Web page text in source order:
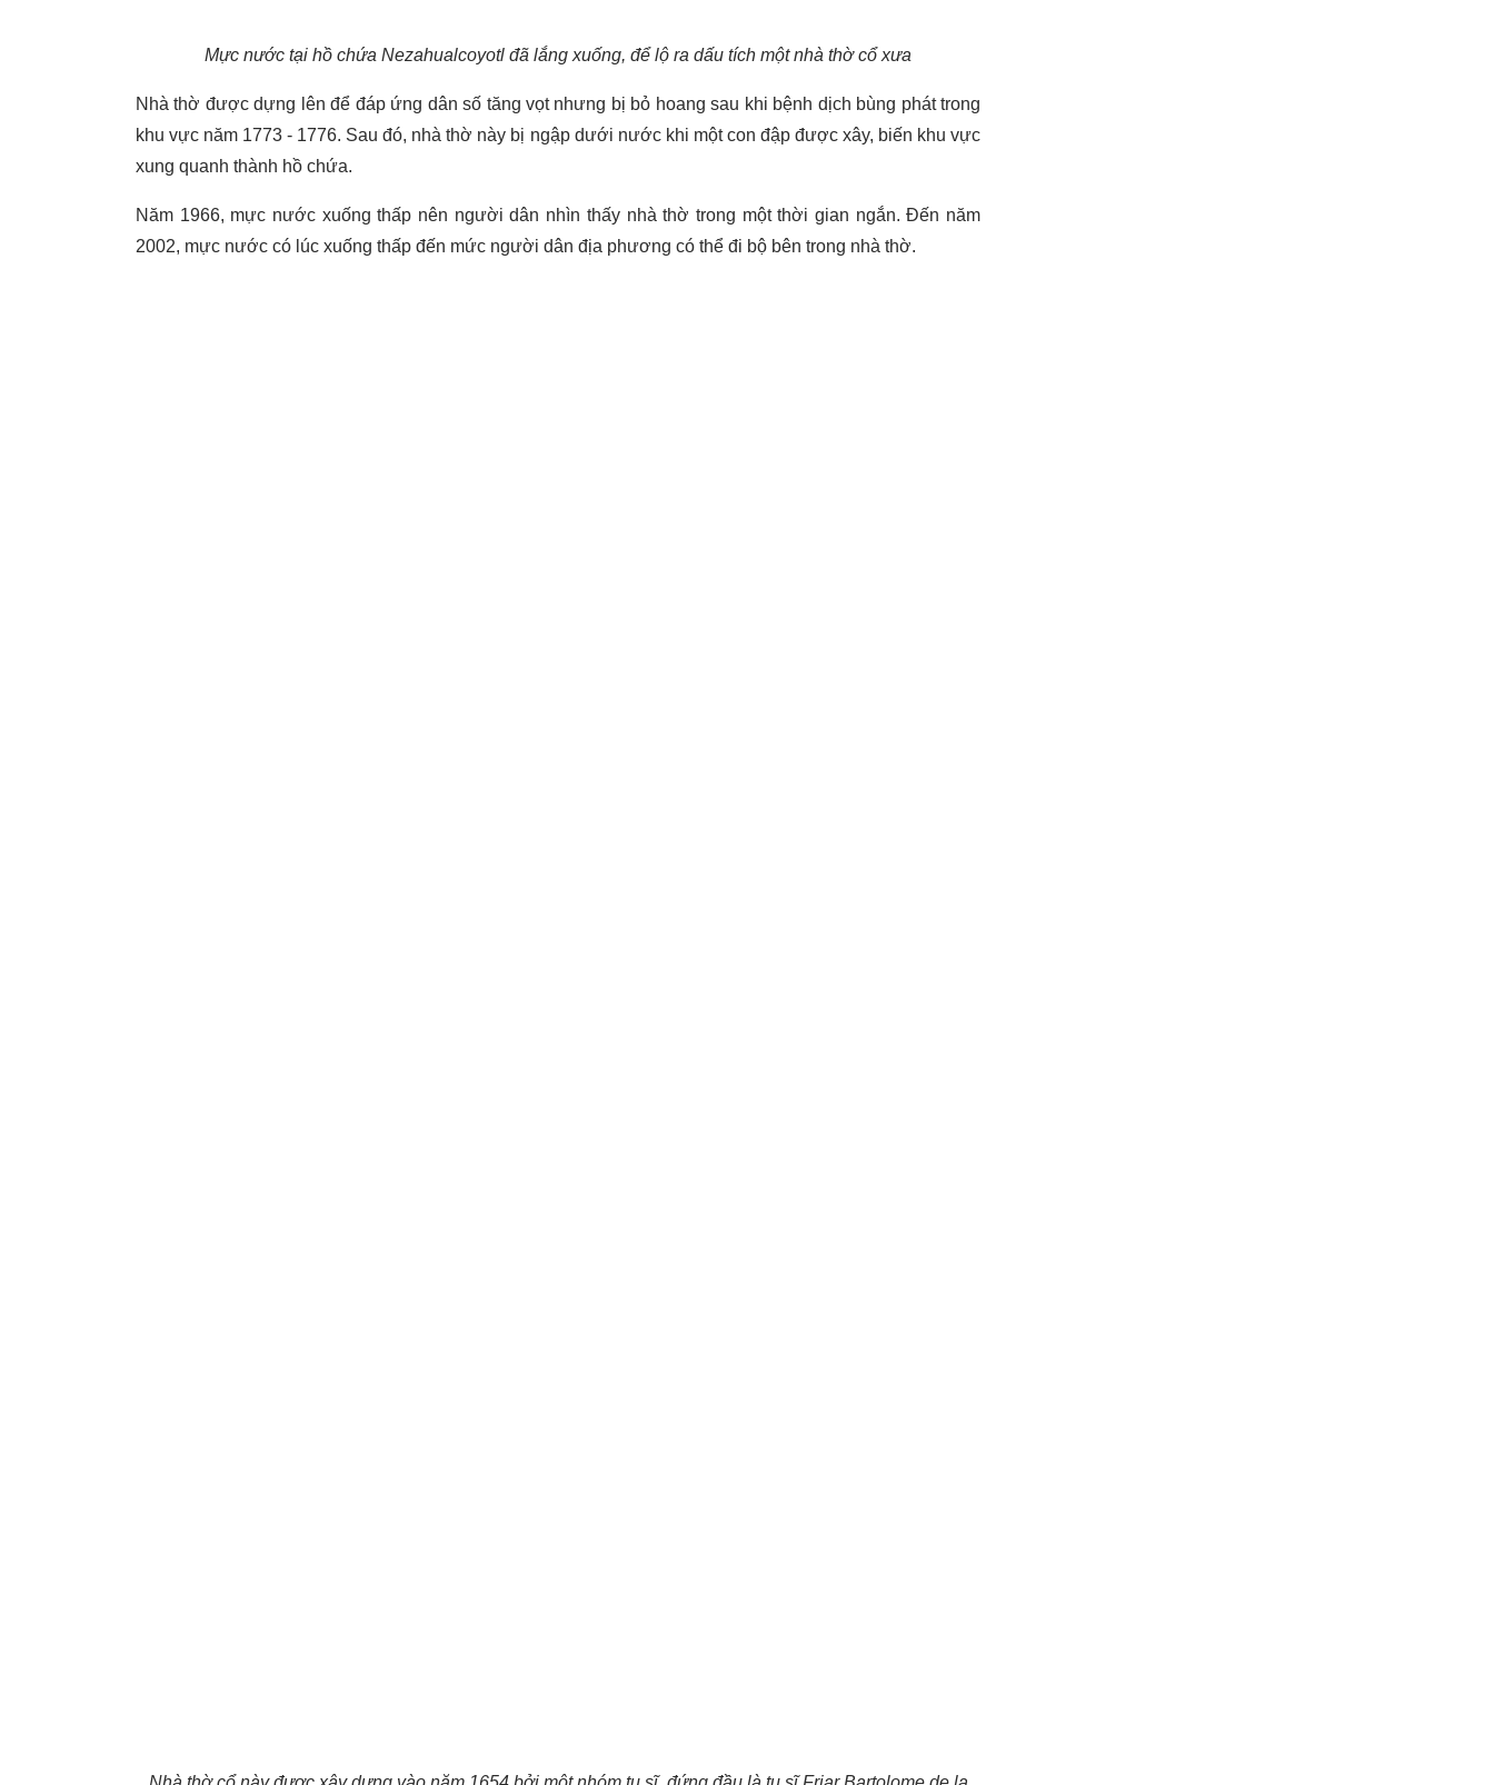
Mực nước tại hồ chứa Nezahualcoyotl đã lắng xuống, để lộ ra dấu tích một nhà thờ cổ xưa
Nhà thờ được dựng lên để đáp ứng dân số tăng vọt nhưng bị bỏ hoang sau khi bệnh dịch bùng phát trong
khu vực năm 1773 - 1776. Sau đó, nhà thờ này bị ngập dưới nước khi một con đập được xây, biến khu vực
xung quanh thành hồ chứa.
Năm 1966, mực nước xuống thấp nên người dân nhìn thấy nhà thờ trong một thời gian ngắn. Đến năm
2002, mực nước có lúc xuống thấp đến mức người dân địa phương có thể đi bộ bên trong nhà thờ.